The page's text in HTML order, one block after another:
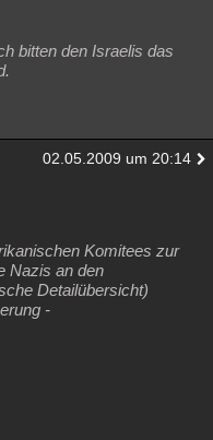
bitten den Israelis das
02.05.2009 um 20:14
Komitees zur
Nazis an den
Detailübersicht)
-